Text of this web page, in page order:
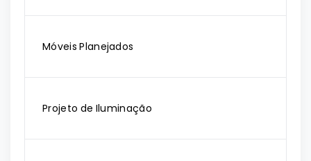
Móveis Planejados
Projeto de Iluminação